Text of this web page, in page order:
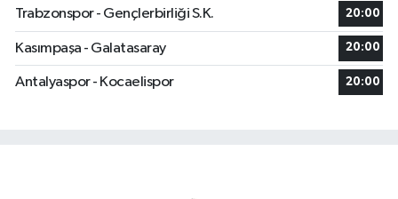
Trabzonspor - Gençlerbirliği S.K. 20:00
Kasımpaşa - Galatasaray 20:00
Antalyaspor - Kocaelispor 20:00